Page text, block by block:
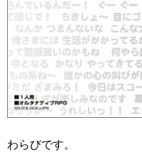
わらびです。